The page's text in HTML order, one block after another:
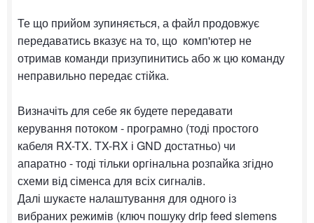
Те що прийом зупиняється, а файл продовжує
передаватись вказує на то, що комп'ютер не
отримав команди призупинитись або ж цю команду
неправильно передає стійка.
Визначіть для себе як будете передавати
керування потоком - програмно (тоді простого
кабеля RX-TX. TX-RX і GND достатньо) чи
апаратно - тоді тільки оргінальна розпайка згідно
схеми від сіменса для всіх сигналів.
Далі шукаєте налаштування для одного із
вибраних режимів (ключ пошуку drip feed siemens